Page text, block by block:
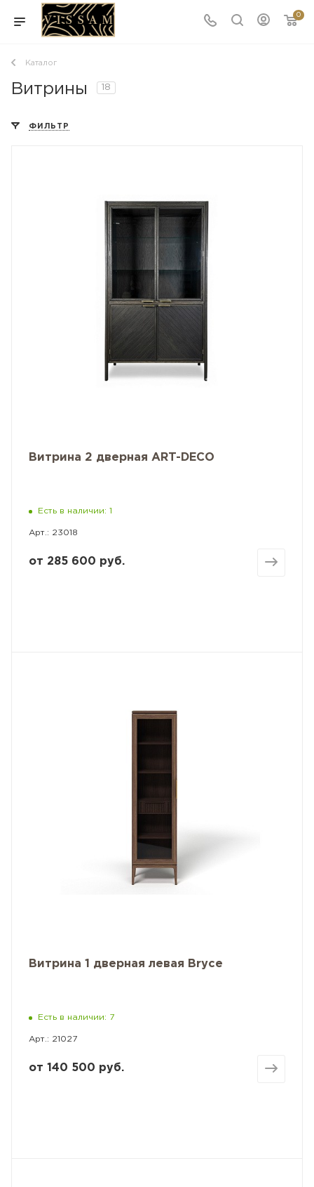
0
Каталог
Витрины 18
ФИЛЬТР
Витрина 2 дверная ART-DECO
Есть в наличии: 1
Арт.: 23018
от 285 600 руб.
Витрина 1 дверная левая Bryce
Есть в наличии: 7
Арт.: 21027
от 140 500 руб.